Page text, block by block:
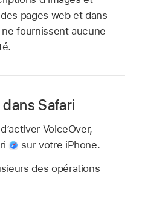
pages web et dans
fournissent aucune
Safari
VoiceOver,
sur votre iPhone.
des opérations